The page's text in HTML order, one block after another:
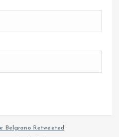
Belgrano Retweeted